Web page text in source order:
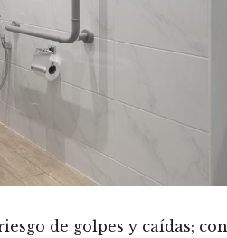
de golpes y caídas; con